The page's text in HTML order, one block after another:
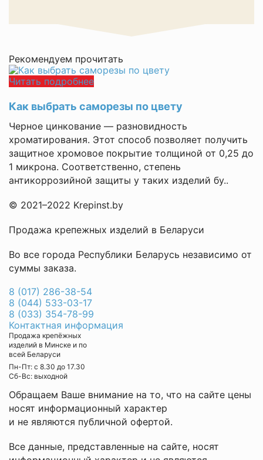
Рекомендуем прочитать
Читать подробнее
Как выбрать саморезы по цвету
Черное цинкование — разновидность
хроматирования. Этот способ позволяет получить
защитное хромовое покрытие толщиной от 0,25 до
1 микрона. Соответственно, степень
антикоррозийной защиты у таких изделий бу..
© 2021–2022 Krepinst.by
Продажа крепежных изделий в Беларуси
Во все города Республики Беларусь независимо от
суммы заказа.
8 (017) 286-38-54
8 (044) 533-03-17
8 (033) 354-78-99
Контактная информация
Продажа крепёжных
изделий в Минске и по
всей Беларуси
Пн-Пт: с 8.30 до 17.30
Cб-Вс: выходной
Обращаем Ваше внимание на то, что на сайте цены
носят информационный характер
и не являются публичной офертой.
Все данные, представленные на сайте, носят